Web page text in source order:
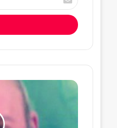
بريدك
الإلكتروني